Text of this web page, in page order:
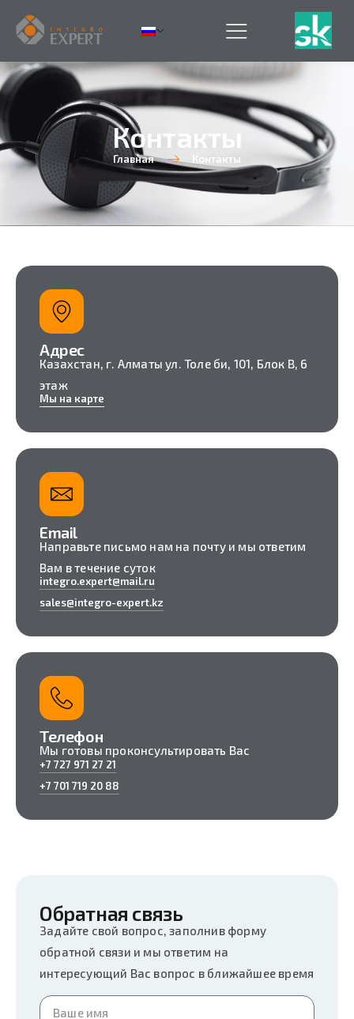
Контакты
Главная Контакты
Адрес
Казахстан, г. Алматы ул. Толе би, 101, Блок B, 6
этаж
Мы на карте
Email
Направьте письмо нам на почту и мы ответим
Вам в течение суток
integro.expert@mail.ru
sales@integro-expert.kz
Телефон
Мы готовы проконсультировать Вас
+7 727 971 27 21
+7 701 719 20 88
Обратная связь
Задайте свой вопрос, заполнив форму
обратной связи и мы ответим на
интересующий Вас вопрос в ближайшее время